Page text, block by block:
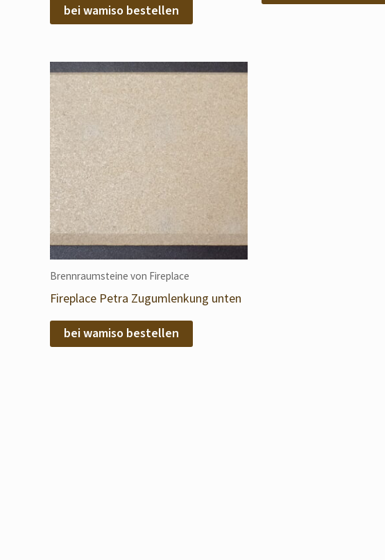
bei wamiso bestellen
Brennraumsteine von Fireplace
Fireplace Petra Zugumlenkung unten
bei wamiso bestellen